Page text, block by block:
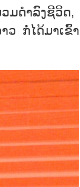
ດຳ​ລົງ​ຊີ​ວິດ,
ກໍ່​ໄດ້​ມາ​ເຂົ້າ​